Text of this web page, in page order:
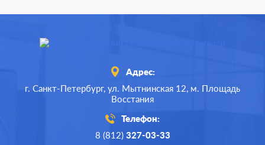
Адрес:
г. Санкт-Петербург, ул. Мытнинская 12, м. Площадь
Восстания
Телефон:
8 (812) 327-03-33